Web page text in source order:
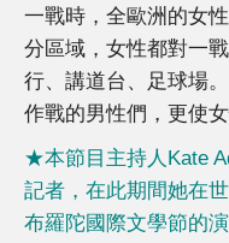
一戰時，全歐洲的女
分區域，女性都對一
行、講道台、足球場
作戰的男性們，更使
★本節目主持人Kate
記者，在此期間她在
布羅陀國際文學節的